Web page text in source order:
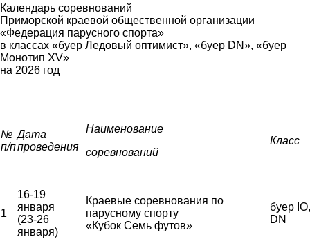
Календарь соревнований
Приморской краевой общественной организации
«Федерация парусного спорта»
в классах «буер Ледовый оптимист», «буер DN», «буер
Монотип XV»
на 2026 год
№
п/п
Дата
проведения
Наименование
соревнований
Класс
1
16-19
января
(23-26
января)
Краевые соревнования по
парусному спорту
«Кубок Семь футов»
буер
DN